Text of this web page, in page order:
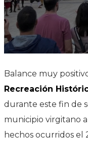
Balance muy
Recreación
durante este fin de
municipio virgitano
hechos ocurridos el